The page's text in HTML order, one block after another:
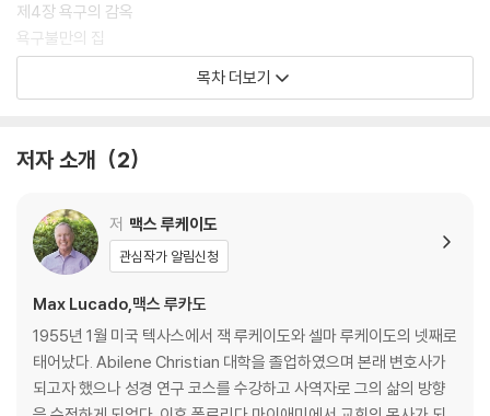
제4장 욕구의 감옥
욕구불만의 집
제5장 내가 너를 쉬게 하리라
제7장 정글 탈출, 낙오에서 구조까지
제8장 하늘나라의 물물 교환
죄의 짐
제9장 자아의 벽을 넘어 낮고낮은 자리로
교만의 집
제10장 내가 너를 집으로 인도하리라
죽음, 그 집요하고 잔인한 짐
제11장 마침내 애곡하는 날이 오면
깊은 슬픔의 짐
목차 더보기
저자 소개 2
저 맥스 루케이도
관심작가 알림신청
Max Lucado,맥스 루카도
1955년 1월 미국 텍사스에서 잭 루케이도와 셀마 루케이도의 넷째로
태어났다. Abilene Christian 대학을 졸업하였으며 본래 변호사가
되고자 했으나 성경 연구 코스를 수강하고 사역자로 그의 삶의 방향